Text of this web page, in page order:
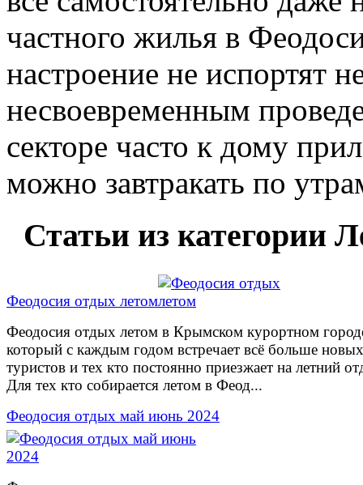
частного жилья в
настроение не испортят
несвоевременным
секторе часто к дому
можно завтракать по
Статьи из категории
Феодосия отдых летом
Феодосия отдых летом в Крымском курортном
который с каждым годом встречает всё больше новых
туристов и тех кто постоянно приезжает на летний
Для тех кто собирается летом в Феод...
Феодосия отдых май июнь 2024